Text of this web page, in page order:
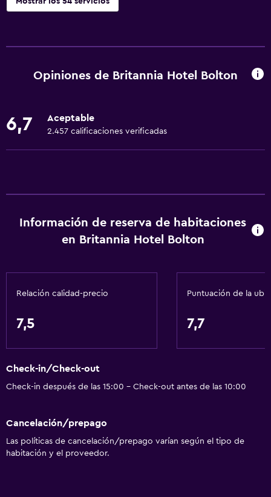
Wifi gratis
Toallas
Papeleras
Tetera eléctrica
Menús para dietas especiales (bajo petición)
Cafetera
Máquina expendedora (bebidas)
Servicios y facilidades
Opiniones de Britannia Hotel Bolton
6,7 Aceptable
2.457 calificaciones verificadas
Información de reserva de habitaciones
en Britannia Hotel Bolton
Relación calidad-precio
7,5
Puntuación de la
7,7
Check-in/Check-out
Check-in después de las 15:00 - Check-out antes de las 10:00
Cancelación/prepago
Las políticas de cancelación/prepago varían según el tipo de
habitación y el proveedor.